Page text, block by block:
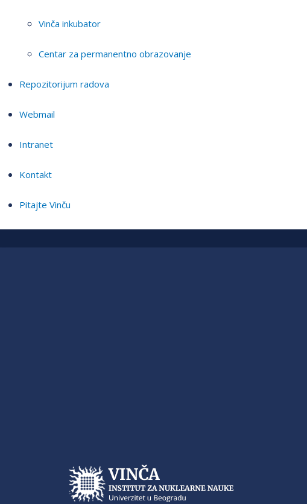
Vinča inkubator
Centar za permanentno obrazovanje
Repozitorijum radova
Webmail
Intranet
Kontakt
Pitajte Vinču